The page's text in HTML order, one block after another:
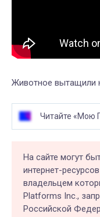
Животное вытащили
Читайте «Мою
На сайте могут
интернет-
владельцем
Platforms Inc.,
Российской